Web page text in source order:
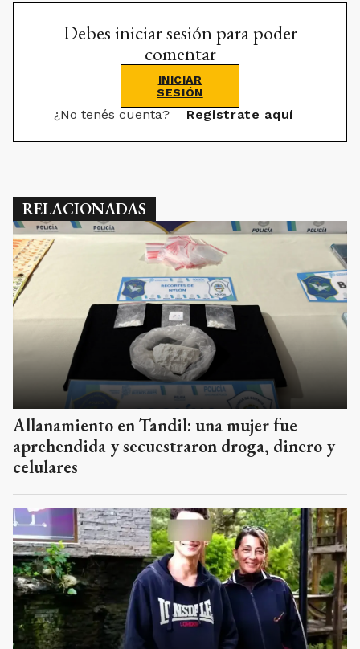
Debes iniciar sesión para poder
comentar
INICIAR
SESIÓN
¿No tenés cuenta? Registrate aquí
RELACIONADAS
Allanamiento en Tandil: una mujer fue
aprehendida y secuestraron droga, dinero y
celulares